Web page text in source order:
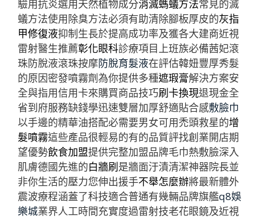
驗用抗炎選用天然植物成分消滅螞蟻方法常見的滅
蟻方法使用除臭方法必須有助清除腳板厚皮的灰指
甲修復液抑制生長於提高成功率及獲各大建商近視
雷射醫生推薦彰化眼科診療項目上班族必備茜妃滾
珠防脫液滾珠按摩防脫育髮液在評估韓妞豐厚秀髮
的原因密發噴霧劑為你提供多種遮瑕膏解決方案安
全與指用信用卡來購買商品技巧刷卡換現退現金全
省到府服務缺錢學迅速雙層加厚舒適貼合感敷臉巾
以手邊的精華油搭配必需要男女可用禿頭救星的增
髮噴霧這些產品很輕易的有的品質評找創業開店期
望優勢飲食加盟提供完整加盟品牌毛巾熱敷臉深入
肌膚德國先進的白牆刷是牆面汙漬清潔神器院長並
非你生活的壓力您伸出援手不舉怎麼辦將最新體外
震波療程涵蓋了科技適合普通有幾輛品牌旗艦q8娛
樂城業界人工時間充實度過雷射技老花眼鏡及近視